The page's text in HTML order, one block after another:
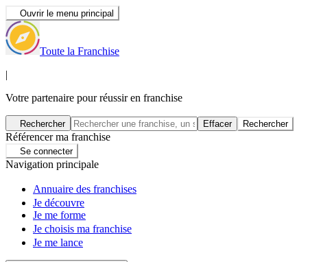
Ouvrir le menu principal
Toute la Franchise
|
Votre partenaire pour réussir en franchise
Rechercher Effacer Rechercher
Référencer ma franchise
Se connecter
Navigation principale
Annuaire des franchises
Je découvre
Je me forme
Je choisis ma franchise
Je me lance